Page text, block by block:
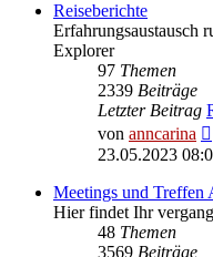
Reiseberichte
Erfahrungsaustausch
Explorer
97 Themen
2339 Beiträge
Letzter Beitrag
von anncarina
23.05.2023
Meetings und Treffen
Hier findet Ihr
48 Themen
3569 Beiträge